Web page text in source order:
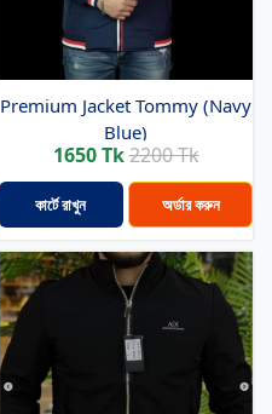
Premium Jacket Tommy (Navy
Blue)
1650 Tk2200 Tk
কার্টে রাখুন অর্ডার করুন